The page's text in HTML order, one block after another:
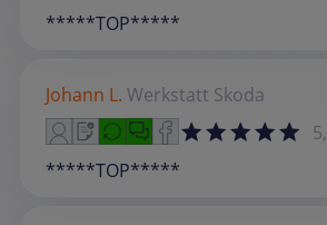
*****TOP*****
Johann L. Werkstatt Skoda
*****TOP*****